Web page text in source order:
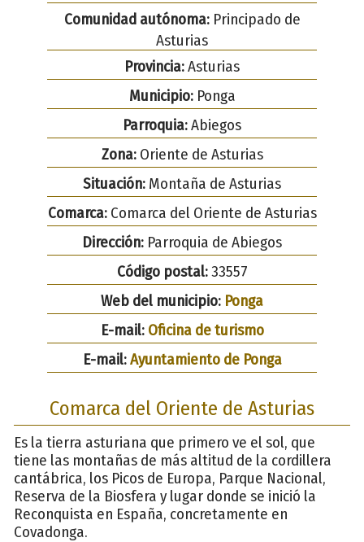
Comunidad autónoma:Principado de
Asturias
Provincia:Asturias
Municipio:Ponga
Parroquia:Abiegos
Zona:Oriente de Asturias
Situación: Montaña de Asturias
Comarca:Comarca del Oriente de Asturias
Dirección: Parroquia de Abiegos
Código postal:33557
Web del municipio: Ponga
E-mail: Oficina de turismo
E-mail:Ayuntamiento de Ponga
Comarca del Oriente de Asturias
Es la tierra asturiana que primero ve el sol, que
tiene las montañas de más altitud de la cordillera
cantábrica, los Picos de Europa, Parque Nacional,
Reserva de la Biosfera y lugar donde se inició la
Reconquista en España, concretamente en
Covadonga.